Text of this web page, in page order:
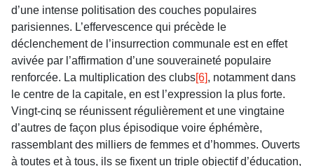
d’une intense politisation des couches populaires
parisiennes. L’effervescence qui précède le
déclenchement de l’insurrection communale est en effet
avivée par l’affirmation d’une souveraineté populaire
renforcée. La multiplication des clubs[6], notamment dans
le centre de la capitale, en est l’expression la plus forte.
Vingt-cinq se réunissent régulièrement et une vingtaine
d’autres de façon plus épisodique voire éphémère,
rassemblant des milliers de femmes et d’hommes. Ouverts
à toutes et à tous, ils se fixent un triple objectif d’éducation,